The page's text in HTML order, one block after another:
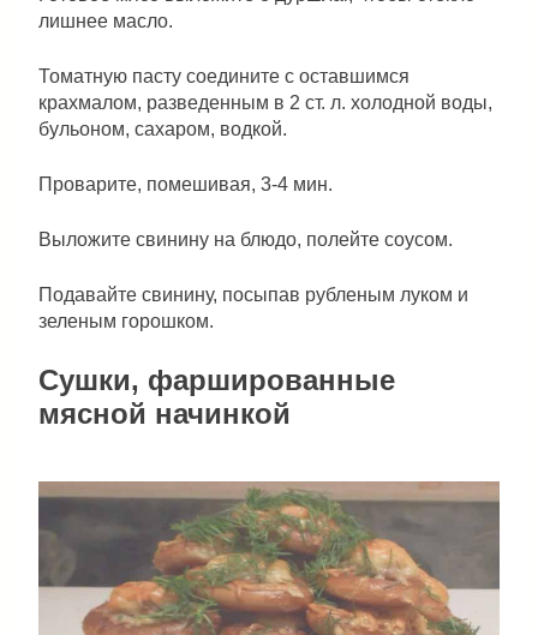
лишнее масло.
Томатную пасту соедините с оставшимся
крахмалом, разведенным в 2 ст. л. холодной воды,
бульоном, сахаром, водкой.
Проварите, помешивая, 3-4 мин.
Выложите свинину на блюдо, полейте соусом.
Подавайте свинину, посыпав рубленым луком и
зеленым горошком.
Сушки, фаршированные
мясной начинкой